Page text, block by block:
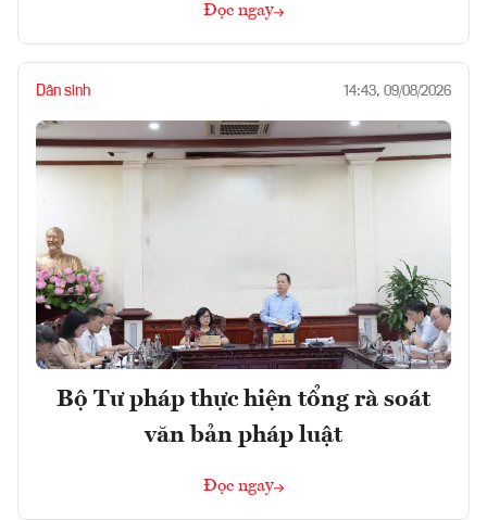
Đọc ngay
Dân sinh 14:43, 09/08/2026
Bộ Tư pháp thực hiện tổng rà soát
văn bản pháp luật
Đọc ngay